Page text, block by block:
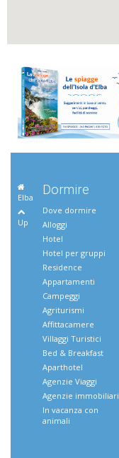
Elba
Up
Dormire
Dove dormire
Alloggi
Hotel
Hotel per gruppi
Residence
Appartamenti
Campeggi
Agriturismi
Affittacamere
Villaggi Turistici
Bed & Breakfast
Aparthotel
Agenzie Viaggi
Agenzie immobiliari
In vacanza con
animali